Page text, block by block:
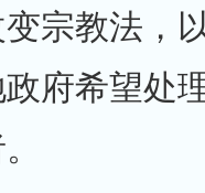
宗教法，
府希望处